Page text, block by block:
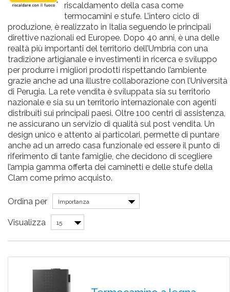
riscaldamento della casa come
termocamini e stufe. L’intero ciclo di
produzione, è realizzato in Italia seguendo le principali
direttive nazionali ed Europee. Dopo 40 anni, è una delle
realtà più importanti del territorio dell’Umbria con una
tradizione artigianale e investimenti in ricerca e sviluppo
per produrre i migliori prodotti rispettando l’ambiente
grazie anche ad una illustre collaborazione con l’Università
di Perugia. La rete vendita è sviluppata sia su territorio
nazionale e sia su un territorio internazionale con agenti
distribuiti sui principali paesi. Oltre 100 centri di assistenza,
ne assicurano un servizio di qualità sul post vendita. Un
design unico e attento ai particolari, permette di puntare
anche ad un arredo casa funzionale ed essere il punto di
riferimento di tante famiglie, che decidono di scegliere
l’ampia gamma offerta dei caminetti e delle stufe della
Clam come primo acquisto.
Ordina per Importanza
Visualizza 15